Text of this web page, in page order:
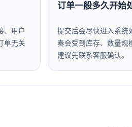
、用户
单无关
订单一般多久开始
提交后会尽快进入系统
奏会受到库存、数量规
建议先联系客服确认。